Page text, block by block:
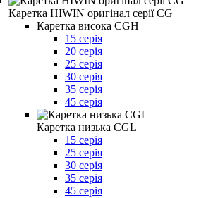
Каретка HIWIN оригінал серії CG
Каретка висока CGH
15 серія
20 серія
25 серія
30 серія
35 серія
45 серія
Каретка низька CGL
15 серія
25 серія
30 серія
35 серія
45 серія